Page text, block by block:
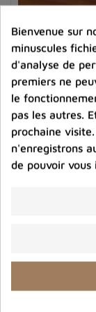
Boucles
ovales
Bienvenue sur
minuscules
d'analyse de
premiers ne
le
pas les autres.
prochaine
n'enregistrons
de pouvoir